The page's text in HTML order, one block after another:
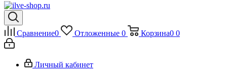
Сравнение0 Отложенные 0 Корзина0 0
Личный кабинет